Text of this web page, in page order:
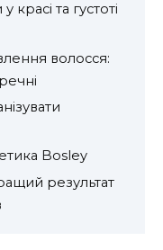
та густоті
волосся:
Bosley
результат